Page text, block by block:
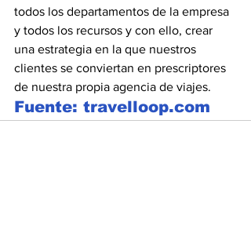
todos los departamentos de la empresa
y todos los recursos y con ello, crear
una estrategia en la que nuestros
clientes se conviertan en prescriptores
de nuestra propia agencia de viajes.
Fuente: travelloop.com